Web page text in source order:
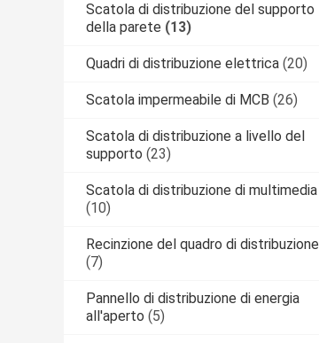
Scatola di distribuzione del supporto
della parete (13)
Quadri di distribuzione elettrica (20)
Scatola impermeabile di MCB (26)
Scatola di distribuzione a livello del
supporto (23)
Scatola di distribuzione di multimedia
(10)
Recinzione del quadro di distribuzione
(7)
Pannello di distribuzione di energia
all'aperto (5)